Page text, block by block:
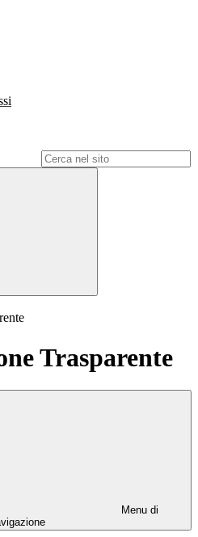
Trasparente
Menu di